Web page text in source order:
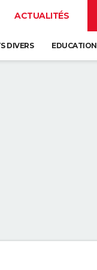
ACTUALITÉS
DIVERS EDUCATION